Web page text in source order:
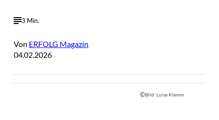
3 Min.
Von ERFOLG Magazin
04.02.2026
©Bild: Luise Klemm